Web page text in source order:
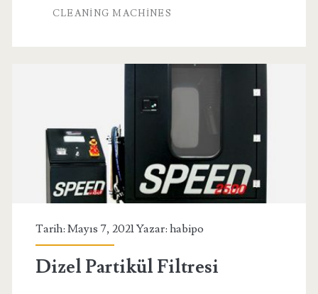
CLEANING MACHINES
Tarih: Mayıs 7, 2021 Yazar: habipo
Dizel Partikül Filtresi